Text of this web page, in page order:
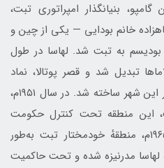
بنیانگذار امپراتوری تبت،
خانم بودایی — یکی از چین و
بودیسم به تبت شد. لهاسا در طول
تبدیل شد و قصر پوتالا، نماد
حکومت مذهبی-سیاسی تبت، در این شهر ساخته شد. در سال ۱۹۵۱م،
این منطقه تحت کنترل حکومت
مرکزی چین درآمد و در سال ۱۹۶۵م، منطقهٔ خودمختار تبت به‌طور
مدرنیزه شده و تحت حاکمیت